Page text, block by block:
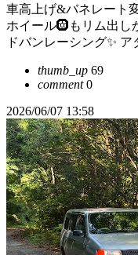
車高上げ&バネレート
ホイール🛞もリム出し
ドバンレーシング✨
thumb_up 69
comment0
2026/06/07 13:58